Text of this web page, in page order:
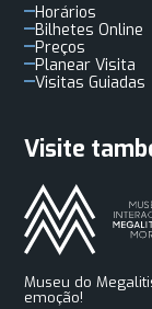
Horários
Bilhetes Online
Preços
Planear Visita
Visitas Guiadas
Visite
Museu do
emoção!